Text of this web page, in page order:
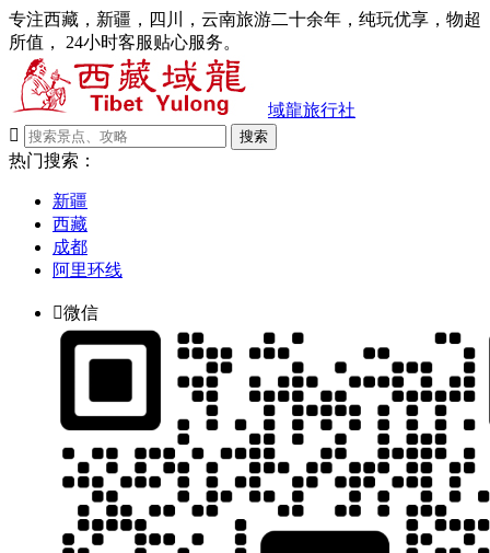
专注西藏，新疆，四川，云南旅游二十余年，纯玩优享，物超
所值， 24小时客服贴心服务。
域龍旅行社

搜索
热门搜索：
新疆
西藏
成都
阿里环线
微信